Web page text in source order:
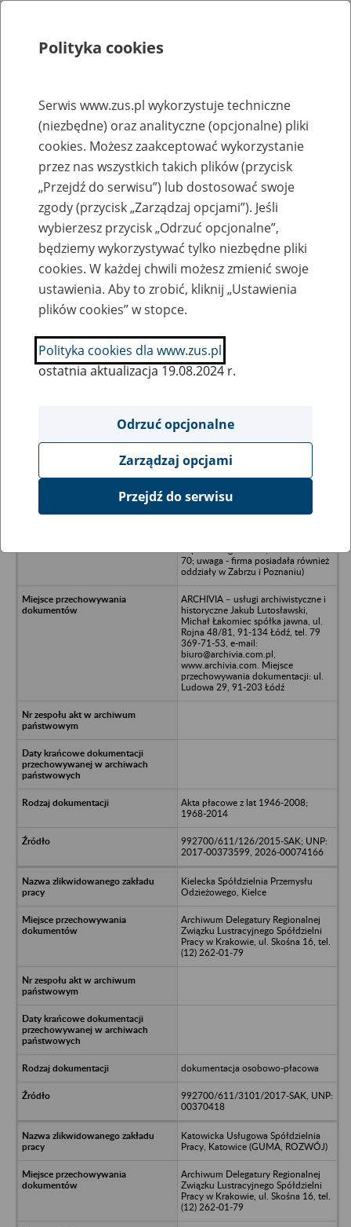
Rejestry, ewidencje i archiwa
Baza zlikwidowanych lub
przekształconych zakładów pracy
Nazwa zakładu pracy:
SZUKAJ
Ukryj wszystkie pozycje bazy
BIPROPAP Sp. z o.o. - Łódź, ul.
70; uwaga - firma posiadała również
oddziały w Zabrzu i Poznaniu)
ARCHIVIA – usługi archiwistyczne i
historyczne Jakub Lutosławski,
Michał Łakomiec spółka jawna, ul.
Rojna 48/81, 91-134 Łódź, tel. 79
369-71-53, e-mail:
biuro@archivia.com.pl,
www.archivia.com. Miejsce
przechowywania dokumentacji: ul.
Ludowa 29, 91-203 Łódź
Akta płacowe z lat 1946-2008;
1968-2014
992700/611/126/2015-SAK; UNP:
2017-00373599, 2026-00074166
Kielecka Spółdzielnia Przemysłu
Odzieżowego, Kielce
Archiwum Delegatury Regionalnej
Związku Lustracyjnego Spółdzielni
Pracy w Krakowie, ul. Skośna 16, tel.
(12) 262-01-79
dokumentacja osobowo-płacowa
992700/611/3101/2017-SAK, UNP:
00370418
Katowicka Usługowa Spółdzielnia
Pracy, Katowice (GUMA, ROZWÓJ)
Archiwum Delegatury Regionalnej
Związku Lustracyjnego Spółdzielni
Pracy w Krakowie, ul. Skośna 16, tel.
(12) 262-01-79
Polityka cookies
Serwis www.zus.pl wykorzystuje techniczne
(niezbędne) oraz analityczne (opcjonalne) pliki
cookies. Możesz zaakceptować wykorzystanie
przez nas wszystkich takich plików (przycisk
„Przejdź do serwisu”) lub dostosować swoje
zgody (przycisk „Zarządzaj opcjami”). Jeśli
wybierzesz przycisk „Odrzuć opcjonalne”,
będziemy wykorzystywać tylko niezbędne pliki
cookies. W każdej chwili możesz zmienić swoje
ustawienia. Aby to zrobić, kliknij „Ustawienia
plików cookies” w stopce.
Polityka cookies dla www.zus.pl
ostatnia aktualizacja 19.08.2024 r.
Odrzuć opcjonalne
Zarządzaj opcjami
Przejdź do serwisu